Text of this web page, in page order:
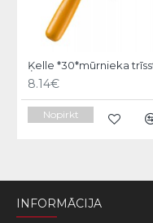
8.14€
Nopirkt
INFORMĀCIJA